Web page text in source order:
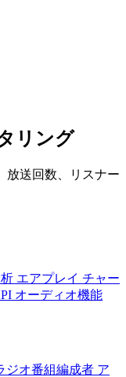
リング
放送回数、リスナー
エアプレイ チャー
オーディオ機能
ジオ番組編成者 ア